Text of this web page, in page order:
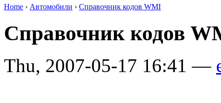
Home › Автомобили › Справочник кодов WMI
Справочник кодов
Thu, 2007-05-17 16:41 —